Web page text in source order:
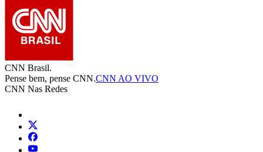
CNN Brasil.
Pense bem, pense CNN.CNN AO VIVO
CNN Nas Redes